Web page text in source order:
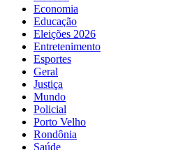
Economia
Educação
Eleições 2026
Entretenimento
Esportes
Geral
Justiça
Mundo
Policial
Porto Velho
Rondônia
Saúde